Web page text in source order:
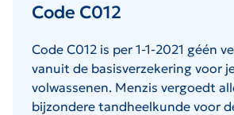
Code C012
Code C012 is per 1-1-2021 géén
vanuit de basisverzekering voor
volwassenen. Menzis vergoedt
bijzondere tandheelkunde voor